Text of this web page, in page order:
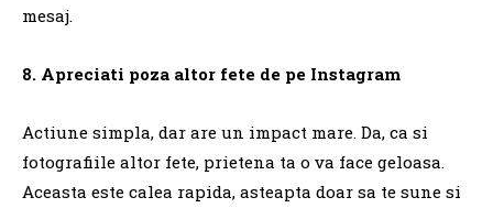
mesaj.
8. Apreciati poza altor fete de pe Instagram
Actiune simpla, dar are un impact mare. Da, ca si
fotografiile altor fete, prietena ta o va face geloasa.
Aceasta este calea rapida, asteapta doar sa te sune si